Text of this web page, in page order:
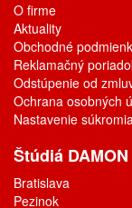
O firme
Aktuality
Obchodné
Reklamačný
Odstúpenie od
Ochrana osobných
Nastavenie
Štúdiá DAMON
Bratislava
Pezinok